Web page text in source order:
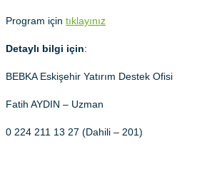
Program için tıklayınız
Detaylı bilgi için:
BEBKA Eskişehir Yatırım Destek Ofisi
Fatih AYDIN – Uzman
0 224 211 13 27 (Dahili – 201)